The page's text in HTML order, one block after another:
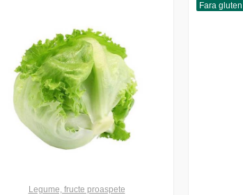
Legume, fructe proaspete
Fara gluten